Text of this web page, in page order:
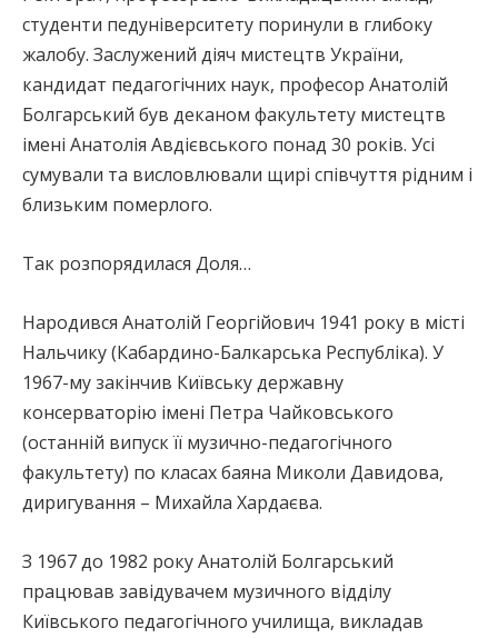
студенти педуніверситету поринули в глибоку
жалобу. Заслужений діяч мистецтв України,
кандидат педагогічних наук, професор Анатолій
Болгарський був деканом факультету мистецтв
імені Анатолія Авдієвського понад 30 років. Усі
сумували та висловлювали щирі співчуття рідним і
близьким померлого.
Так розпорядилася Доля…
Народився Анатолій Георгійович 1941 року в місті
Нальчику (Кабардино-Балкарська Республіка). У
1967-му закінчив Київську державну
консерваторію імені Петра Чайковського
(останній випуск її музично-педагогічного
факультету) по класах баяна Миколи Давидова,
диригування – Михайла Хардаєва.
З 1967 до 1982 року Анатолій Болгарський
працював завідувачем музичного відділу
Київського педагогічного училища, викладав